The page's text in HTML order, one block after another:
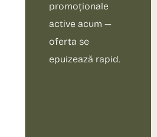
promoționale
active acum —
oferta se
epuizează rapid.